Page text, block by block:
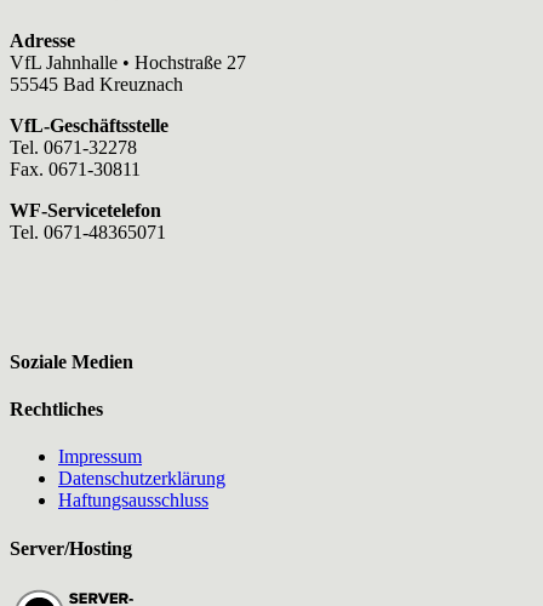
Adresse
VfL Jahnhalle • Hochstraße 27
55545 Bad Kreuznach
VfL-Geschäftsstelle
Tel. 0671-32278
Fax. 0671-30811
WF-Servicetelefon
Tel. 0671-48365071
Soziale Medien
Rechtliches
Impressum
Datenschutzerklärung
Haftungsausschluss
Server/Hosting